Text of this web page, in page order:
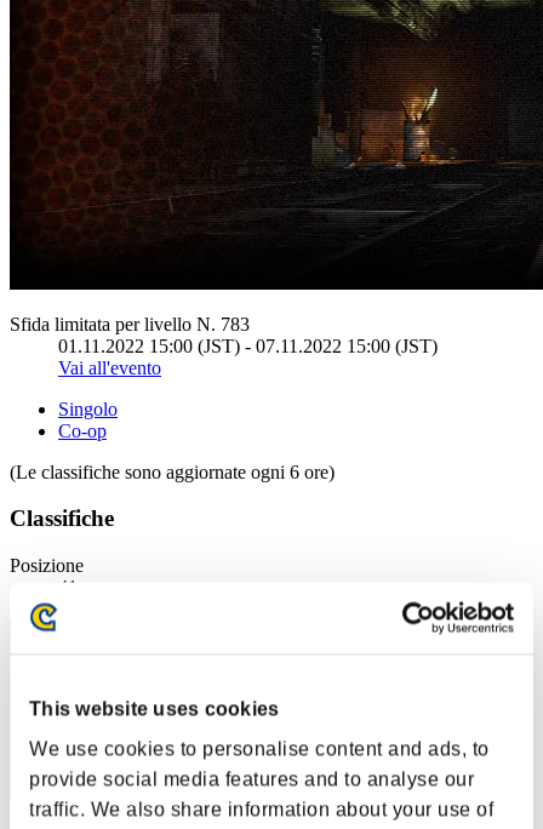
This website uses cookies
We use cookies to personalise content and ads, to
provide social media features and to analyse our
traffic. We also share information about your use of
Sfida limitata per livello N. 783
01.11.2022 15:00 (JST) - 07.11.2022 15:00 (JST)
Vai all'evento
Singolo
Co-op
(Le classifiche sono aggiornate ogni 6 ore)
Classifiche
Posizione
41